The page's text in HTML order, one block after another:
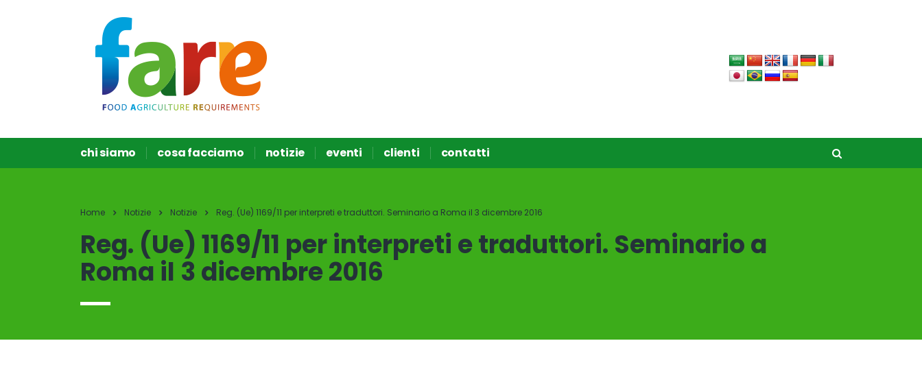
chi siamo cosa facciamo notizie eventi clienti contatti
Home Notizie Notizie Reg. (Ue) 1169/11 per interpreti e traduttori. Seminario a Roma il 3 dicembre 2016
Reg. (Ue) 1169/11 per interpreti e traduttori. Seminario a
Roma il 3 dicembre 2016